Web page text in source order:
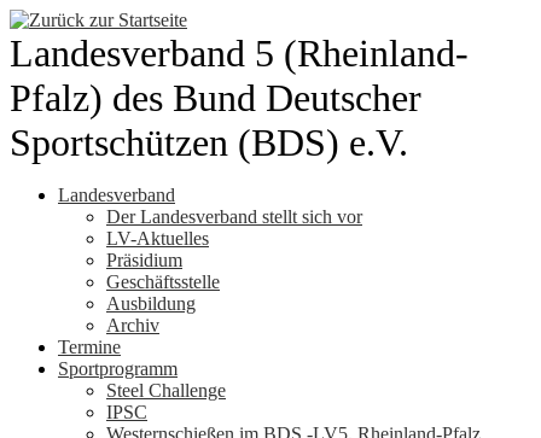
Zum
Inhalt
springen
Landesverband 5 (Rheinland-
Pfalz) des Bund Deutscher
Sportschützen (BDS) e.V.
Landesverband
Der Landesverband stellt sich vor
LV-Aktuelles
Präsidium
Geschäftsstelle
Ausbildung
Archiv
Termine
Sportprogramm
Steel Challenge
IPSC
Westernschießen im BDS -LV5, Rheinland-Pfalz